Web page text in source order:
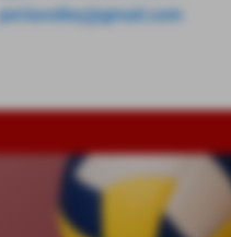
perlavolley@gmail.com